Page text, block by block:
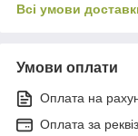
Всі умови
Умови оплати
Оплата на
Оплата за